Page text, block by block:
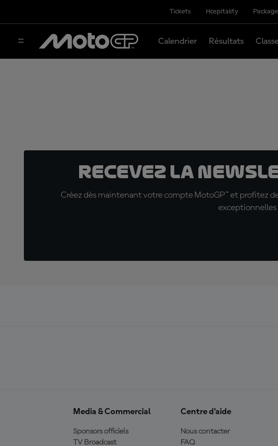
Tickets Hospitality
Calendrier Résultats
Recevez la
Créez dès maintenant votre compte MotoGP™ et profitez
exceptionnelles
Media & Commercial
Sponsors officiels
TV Broadcast
Centre d'aide
Nous contacter
FAQ